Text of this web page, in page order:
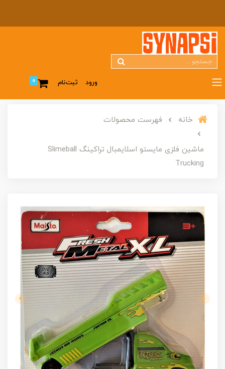
ورود ثبت‌نام 0
خانه فهرست محصولات
ماشین فلزی مایستو اسلایمبال تراکینگ Slimeball
Trucking